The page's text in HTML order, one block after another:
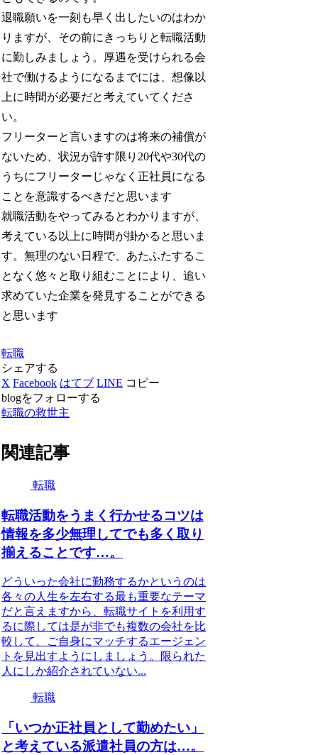
退職願いを一刻も早く出したいのはわか
りますが、その前にきっちりと転職活動
に勤しみましょう。厚遇を受けられる会
社で働けるようになるまでには、想像以
上に時間が必要だと考えていてくださ
い。
フリーターと言いますのは将来の補償が
ないため、状況が許す限り20代や30代の
うちにフリーターじゃなく正社員になる
ことを意識するべきだと思います
就職活動をやってみるとわかりますが、
考えている以上に時間が掛かると思いま
す。無理のない日程で、あたふたするこ
となく悠々と取り組むことにより、追い
求めていた企業を発見することができる
と思います
転職
シェアする
X Facebook はてブ LINE コピー
blogをフォローする
転職の救世主
関連記事
転職
転職活動をうまく行かせるコツは
情報を多少無理してでも多く取り
揃えることです…。
どういった会社に勤務するかというのは
各々の人生を左右する最も重要なテーマ
だと言えますから、転職サイトを利用す
るに際しては是が非でも複数の会社を比
較して、ご自身にマッチするエージェン
トを見出すようにしましょう。限られた
人にしか紹介されていない...
転職
「いつか正社員として勤めたい」
と考えている派遣社員の方は…。